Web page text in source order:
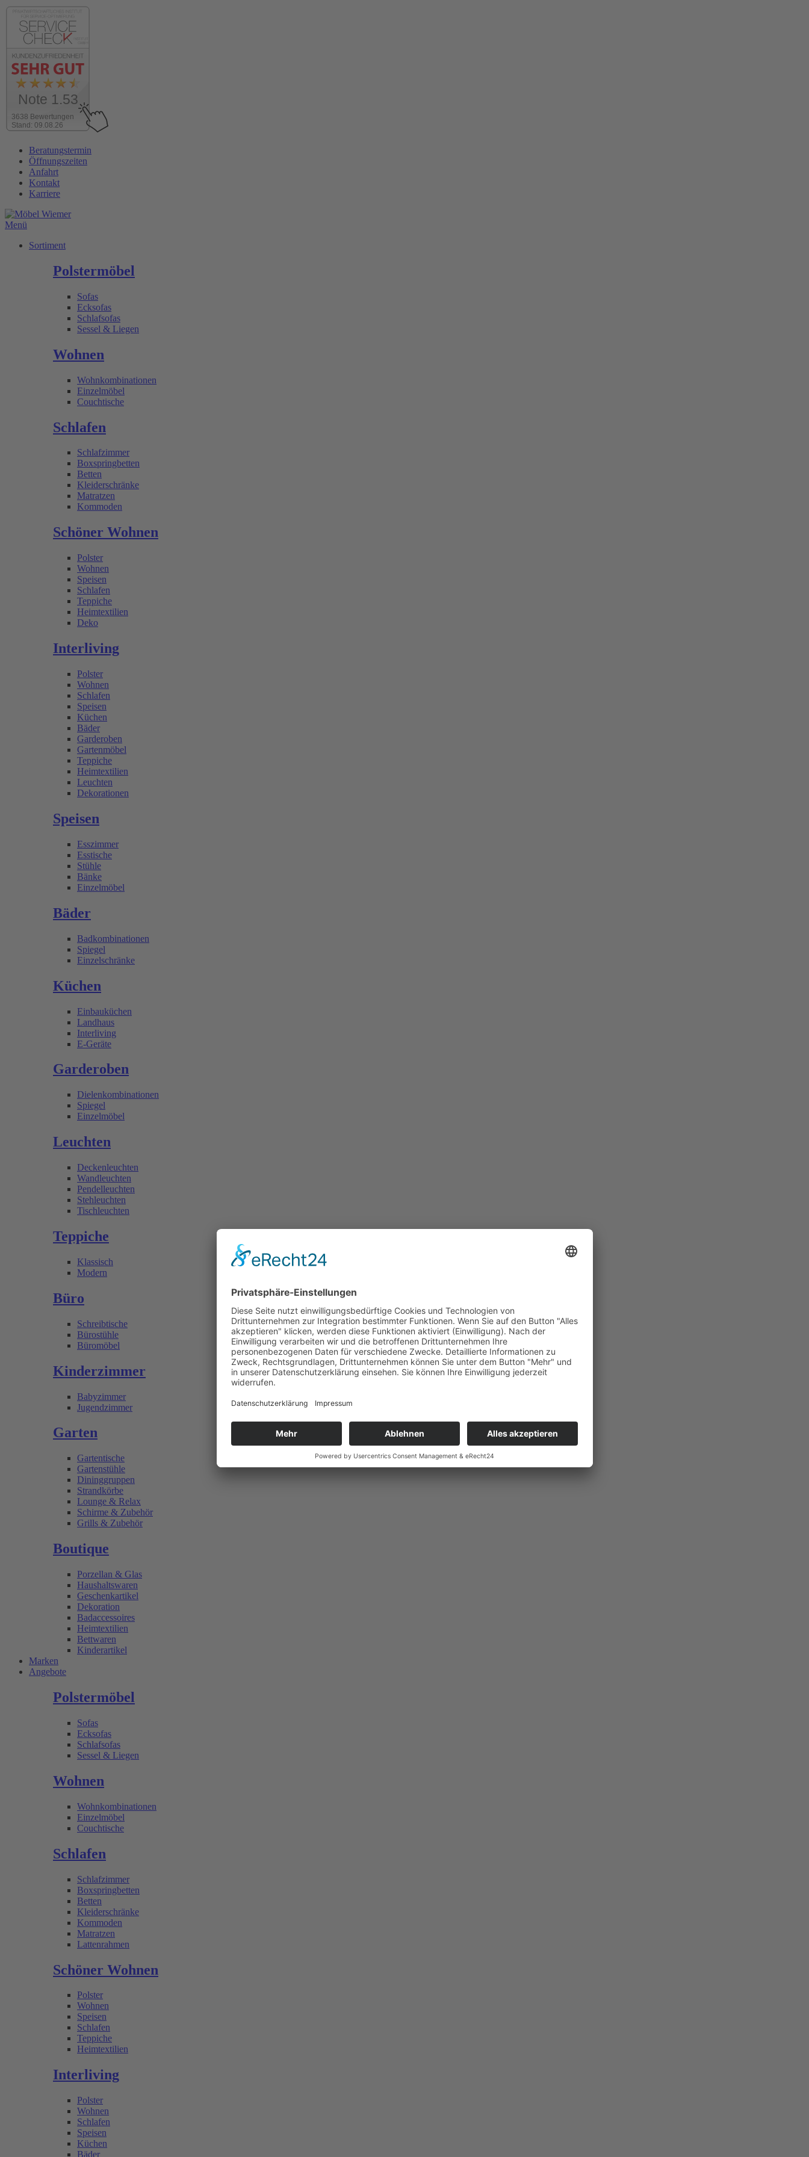
3638 Bewertungen
Stand: 09.08.26
Note 1.53
Inhalt
wechseln
Beratungstermin
Öffnungszeiten
Anfahrt
Kontakt
Karriere
Menü
Sortiment
Polstermöbel
Sofas
Ecksofas
Schlafsofas
Sessel & Liegen
Wohnen
Wohnkombinationen
Einzelmöbel
Couchtische
Schlafen
Schlafzimmer
Boxspringbetten
Betten
Kleiderschränke
Matratzen
Kommoden
Schöner Wohnen
Polster
Wohnen
Speisen
Schlafen
Teppiche
Heimtextilien
Deko
Interliving
Polster
Wohnen
Schlafen
Speisen
Küchen
Bäder
Garderoben
Gartenmöbel
Teppiche
Heimtextilien
Leuchten
Dekorationen
Speisen
Esszimmer
Esstische
Stühle
Bänke
Einzelmöbel
Bäder
Badkombinationen
Spiegel
Einzelschränke
Küchen
Einbauküchen
Landhaus
Interliving
E-Geräte
Garderoben
Dielenkombinationen
Spiegel
Einzelmöbel
Leuchten
Deckenleuchten
Wandleuchten
Pendelleuchten
Stehleuchten
Tischleuchten
Teppiche
Klassisch
Modern
Büro
Schreibtische
Bürostühle
Büromöbel
Kinderzimmer
Babyzimmer
Jugendzimmer
Garten
Gartentische
Gartenstühle
Dininggruppen
Strandkörbe
Lounge & Relax
Schirme & Zubehör
Grills & Zubehör
Boutique
Porzellan & Glas
Haushaltswaren
Geschenkartikel
Dekoration
Badaccessoires
Heimtextilien
Bettwaren
Kinderartikel
Marken
Angebote
Polstermöbel
Sofas
Ecksofas
Schlafsofas
Sessel & Liegen
Wohnen
Wohnkombinationen
Einzelmöbel
Couchtische
Schlafen
Schlafzimmer
Boxspringbetten
Betten
Kleiderschränke
Kommoden
Matratzen
Lattenrahmen
Schöner Wohnen
Polster
Wohnen
Speisen
Schlafen
Teppiche
Heimtextilien
Interliving
Polster
Wohnen
Schlafen
Speisen
Küchen
Bäder